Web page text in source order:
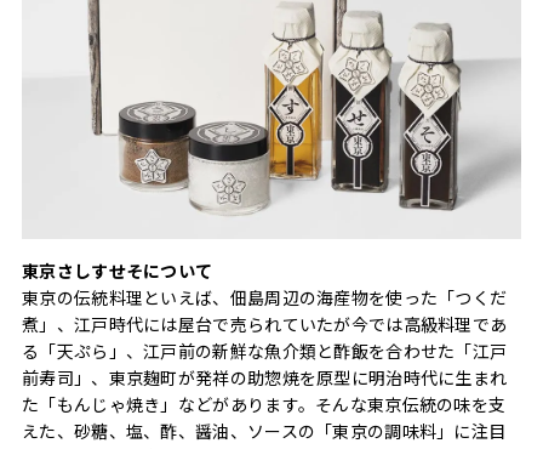
東京さしすせそについて
東京の伝統料理といえば、佃島周辺の海産物を使った「つくだ
煮」、江戸時代には屋台で売られていたが今では高級料理であ
る「天ぷら」、江戸前の新鮮な魚介類と酢飯を合わせた「江戸
前寿司」、東京麹町が発祥の助惣焼を原型に明治時代に生まれ
た「もんじゃ焼き」などがあります。そんな東京伝統の味を支
えた、砂糖、塩、酢、醤油、ソースの「東京の調味料」に注目